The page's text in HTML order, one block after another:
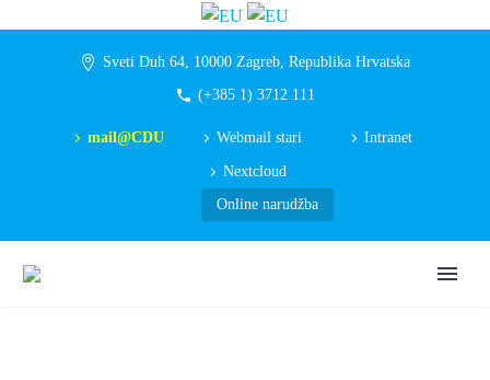
Sveti Duh 64, 10000 Zagreb, Republika Hrvatska
(+385 1) 3712 111
mail@CDU Webmail stari Intranet
Nextcloud
Online narudžba